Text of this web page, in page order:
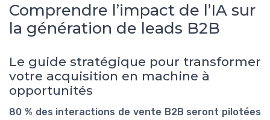
Comprendre l’impact de l’IA sur
la génération de leads B2B
Le guide stratégique pour transformer
votre acquisition en machine à
opportunités
80 % des interactions de vente B2B seront pilotées